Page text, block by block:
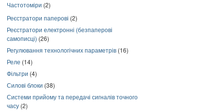
Частотоміри (2)
Реєстратори паперові (2)
Реєстратори електронні (безпаперові
самописці) (26)
Регулювання технологічних параметрів (16)
Реле (14)
Фільтри (4)
Силові блоки (38)
Системи прийому та передачі сигналів точного
часу (2)